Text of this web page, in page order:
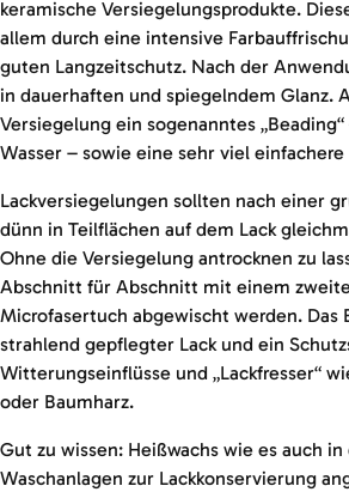
keramische Versiegelungsprodukte.
allem durch eine intensive
guten Langzeitschutz. Nach der
in dauerhaften und spiegelndem Glanz.
Versiegelung ein sogenanntes
Wasser – sowie eine sehr viel
Lackversiegelungen sollten nach einer
dünn in Teilflächen auf dem Lack
Ohne die Versiegelung antrocknen zu
Abschnitt für Abschnitt mit einem
Microfasertuch abgewischt werden. Das
strahlend gepflegter Lack und ein
Witterungseinflüsse und „Lackfresser“
oder Baumharz.
Gut zu wissen: Heißwachs wie es auch
Waschanlagen zur Lackkonservierung